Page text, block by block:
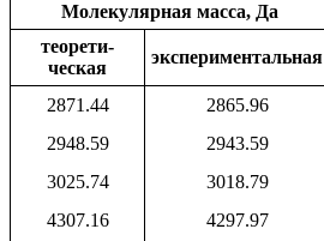
Молекулярная масса, Да
теорети-
ческая
экспериментальная
2871.44 2865.96
2948.59 2943.59
3025.74 3018.79
4307.16
4297.97